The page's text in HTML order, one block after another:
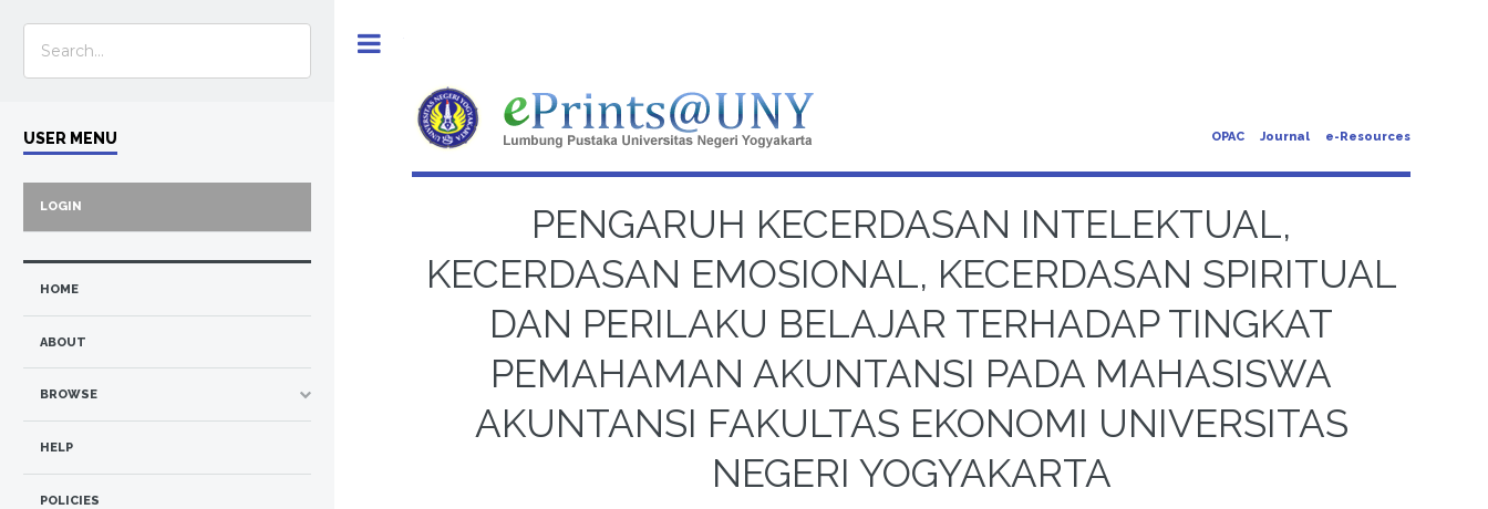
OPAC Journal e-Resources
PENGARUH KECERDASAN INTELEKTUAL,
KECERDASAN EMOSIONAL, KECERDASAN SPIRITUAL
DAN PERILAKU BELAJAR TERHADAP TINGKAT
PEMAHAMAN AKUNTANSI PADA MAHASISWA
AKUNTANSI FAKULTAS EKONOMI UNIVERSITAS
NEGERI YOGYAKARTA
USER MENU
LOGIN
HOME
ABOUT
BROWSE
HELP
POLICIES